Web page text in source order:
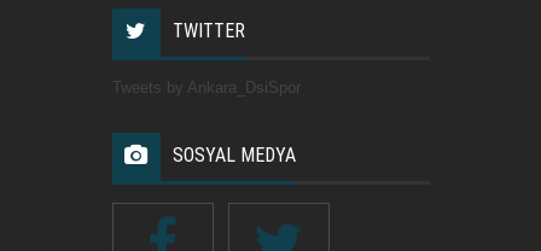
TWITTER
Tweets by Ankara_DsiSpor
SOSYAL MEDYA